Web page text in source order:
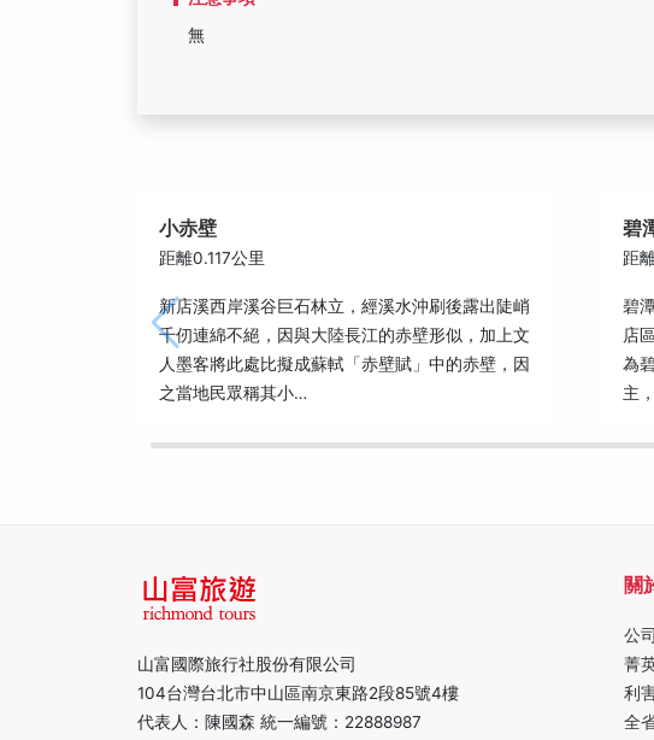
無
小赤壁
距離0.117公里
新店溪西岸溪谷巨石林立，經溪水沖刷後露出陡峭
千仞連綿不絕，因與大陸長江的赤壁形似，加上文
人墨客將此處比擬成蘇軾「赤壁賦」中的赤壁，因
之當地民眾稱其小…
碧
距
碧
店
為
主
山富國際旅行社股份有限公司
104台灣台北市中山區南京東路2段85號4樓
代表人：陳國森 統一編號：22888987
關
公
菁
利
全